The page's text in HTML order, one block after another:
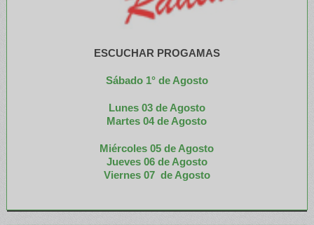
ESCUCHAR PROGAMAS
Sábado 1° de Agosto
Lunes 03 de Agosto
Martes 04 de Agosto
Miércoles 05 de Agosto
Jueves 06 de Agosto
Viernes 07 de Agosto